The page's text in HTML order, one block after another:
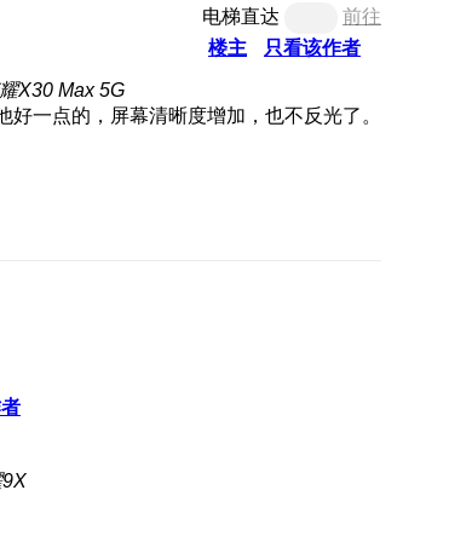
电梯直达
前往
楼主
只看该作者
X30 Max 5G
一点的，屏幕清晰度增加，也不反光了。